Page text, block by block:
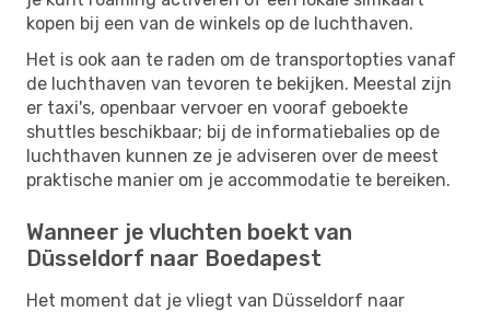
kopen bij een van de winkels op de luchthaven.
Het is ook aan te raden om de transportopties vanaf
de luchthaven van tevoren te bekijken. Meestal zijn
er taxi's, openbaar vervoer en vooraf geboekte
shuttles beschikbaar; bij de informatiebalies op de
luchthaven kunnen ze je adviseren over de meest
praktische manier om je accommodatie te bereiken.
Wanneer je vluchten boekt van
Düsseldorf naar Boedapest
Het moment dat je vliegt van Düsseldorf naar